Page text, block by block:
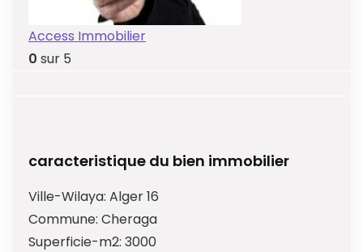
Access Immobilier
0 sur 5
caracteristique du bien immobilier
Ville-Wilaya: Alger 16
Commune: Cheraga
Superficie-m2: 3000